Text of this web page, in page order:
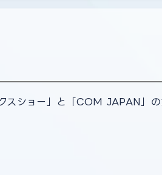
ショー」と「COM JAPAN」の